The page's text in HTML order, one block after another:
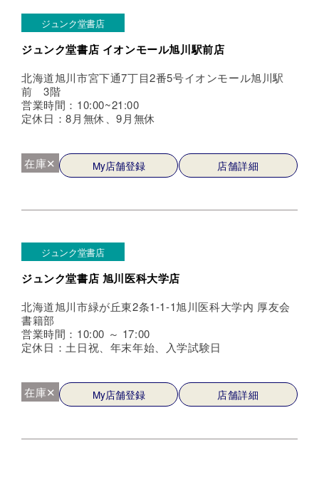
ジュンク堂書店
ジュンク堂書店 イオンモール旭川駅前店
北海道旭川市宮下通7丁目2番5号イオンモール旭川駅
前 3階
営業時間：10:00~21:00
定休日：8月無休、9月無休
在庫✕ My店舗登録 店舗詳細
ジュンク堂書店
ジュンク堂書店 旭川医科大学店
北海道旭川市緑が丘東2条1-1-1旭川医科大学内 厚友会
書籍部
営業時間：10:00 ～ 17:00
定休日：土日祝、年末年始、入学試験日
在庫✕ My店舗登録 店舗詳細